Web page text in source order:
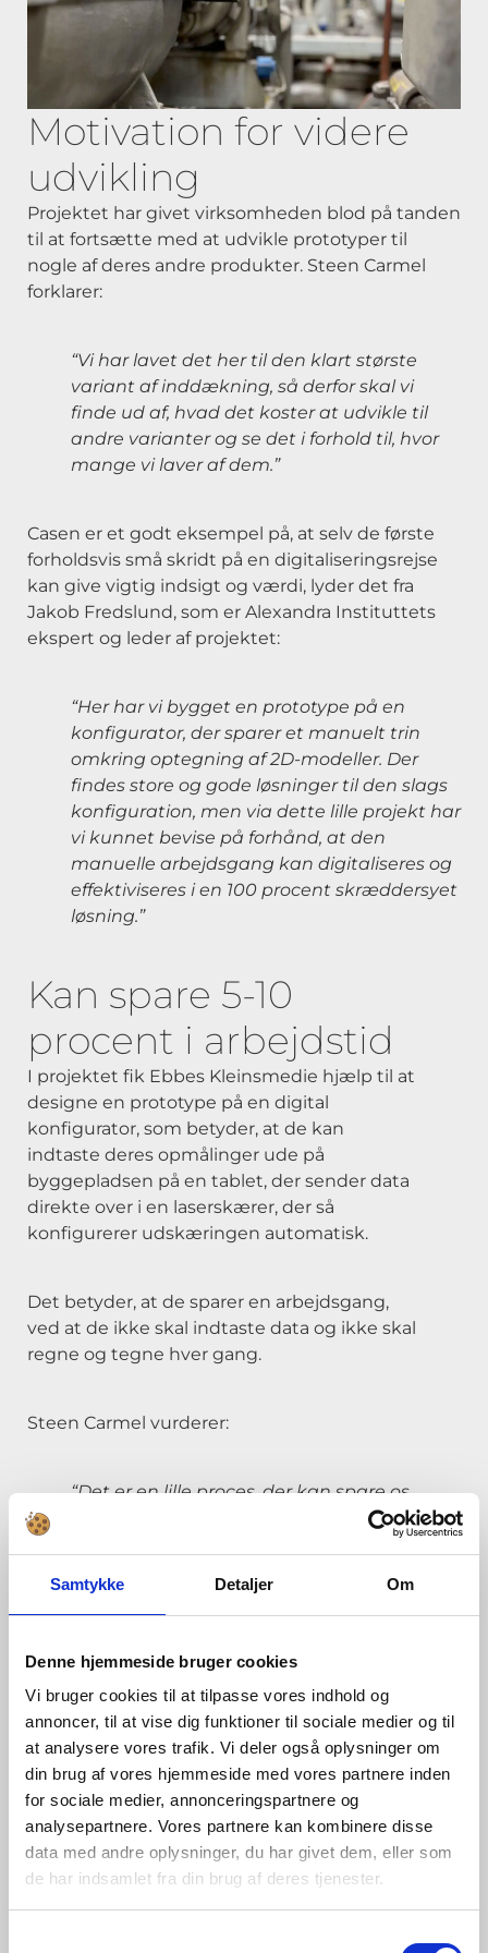
Samtykke Detaljer Om
Denne hjemmeside bruger cookies
Vi bruger cookies til at tilpasse vores indhold og
annoncer, til at vise dig funktioner til sociale medier og til
at analysere vores trafik. Vi deler også oplysninger om
din brug af vores hjemmeside med vores partnere inden
for sociale medier, annonceringspartnere og
analysepartnere. Vores partnere kan kombinere disse
data med andre oplysninger, du har givet dem, eller som
de har indsamlet fra din brug af deres tjenester.
Motivation for videre
udvikling
Projektet har givet virksomheden blod på tanden
til at fortsætte med at udvikle prototyper til
nogle af deres andre produkter. Steen Carmel
forklarer:
“Vi har lavet det her til den klart største
variant af inddækning, så derfor skal vi
finde ud af, hvad det koster at udvikle til
andre varianter og se det i forhold til, hvor
mange vi laver af dem.”
Casen er et godt eksempel på, at selv de første
forholdsvis små skridt på en digitaliseringsrejse
kan give vigtig indsigt og værdi, lyder det fra
Jakob Fredslund, som er Alexandra Instituttets
ekspert og leder af projektet:
“Her har vi bygget en prototype på en
konfigurator, der sparer et manuelt trin
omkring optegning af 2D-modeller. Der
findes store og gode løsninger til den slags
konfiguration, men via dette lille projekt har
vi kunnet bevise på forhånd, at den
manuelle arbejdsgang kan digitaliseres og
effektiviseres i en 100 procent skræddersyet
løsning.”
Kan spare 5-10
procent i arbejdstid
I projektet fik Ebbes Kleinsmedie hjælp til at
designe en prototype på en digital
konfigurator, som betyder, at de kan
indtaste deres opmålinger ude på
byggepladsen på en tablet, der sender data
direkte over i en laserskærer, der så
konfigurerer udskæringen automatisk.
Det betyder, at de sparer en arbejdsgang,
ved at de ikke skal indtaste data og ikke skal
regne og tegne hver gang.
Steen Carmel vurderer:
“Det er en lille proces, der kan spare os
for 5-10 procent i arbejdstid, og set på
den lange bane så er det fantastisk.”
Virksomheden sparer dermed nogle
udregne en inddækning. De er i øjeblikket
ved at teste prototypen, men resultaterne
er indtil videre meget positive.
Vi har fået et brugbart værktøj, så
på den måde er operationen